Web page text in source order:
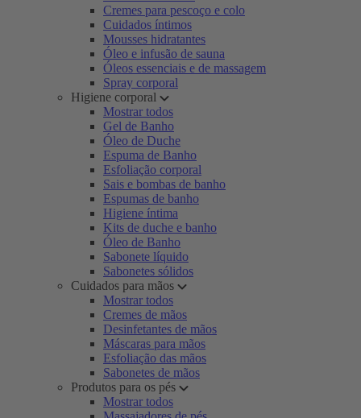
Cremes para pescoço e colo
Cuidados íntimos
Mousses hidratantes
Óleo e infusão de sauna
Óleos essenciais e de massagem
Spray corporal
Higiene corporal
Mostrar todos
Gel de Banho
Óleo de Duche
Espuma de Banho
Esfoliação corporal
Sais e bombas de banho
Espumas de banho
Higiene íntima
Kits de duche e banho
Óleo de Banho
Sabonete líquido
Sabonetes sólidos
Cuidados para mãos
Mostrar todos
Cremes de mãos
Desinfetantes de mãos
Máscaras para mãos
Esfoliação das mãos
Sabonetes de mãos
Produtos para os pés
Mostrar todos